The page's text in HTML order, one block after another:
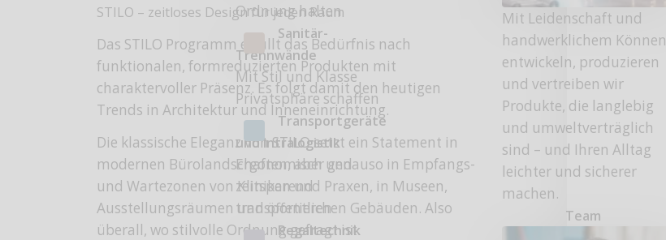
Ordnung halten
Sanitär-
Trennwände
Mit Stil und Klasse
Privatsphäre schaffen
Transportgeräte
und Intralogistik
Ergonomisch und
zeitsparend
transportieren
Regaltechnik
Mit Leidenschaft und
handwerklichem Können
entwickeln, produzieren
und vertreiben wir
Produkte, die langlebig
und umweltverträglich
sind – und Ihren Alltag
leichter und sicherer
machen.
Team
STILO – zeitloses Design für jeden Raum
Das STILO Programm erfüllt das Bedürfnis nach
funktionalen, formreduzierten Produkten mit
charaktervoller Präsenz. Es folgt damit den heutigen
Trends in Architektur und Inneneinrichtung.
Die klassische Eleganz von STILO setzt ein Statement in
modernen Bürolandschaften, aber genauso in Empfangs-
und Wartezonen von Kliniken und Praxen, in Museen,
Ausstellungsräumen und öffentlichen Gebäuden. Also
überall, wo stilvolle Ordnung gefragt ist.